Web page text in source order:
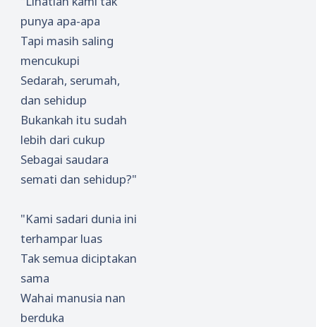
punya apa-apa
Tapi masih saling
mencukupi
Sedarah, serumah,
dan sehidup
Bukankah itu sudah
lebih dari cukup
Sebagai saudara
semati dan sehidup?"
"Kami sadari dunia ini
terhampar luas
Tak semua diciptakan
sama
Wahai manusia nan
berduka